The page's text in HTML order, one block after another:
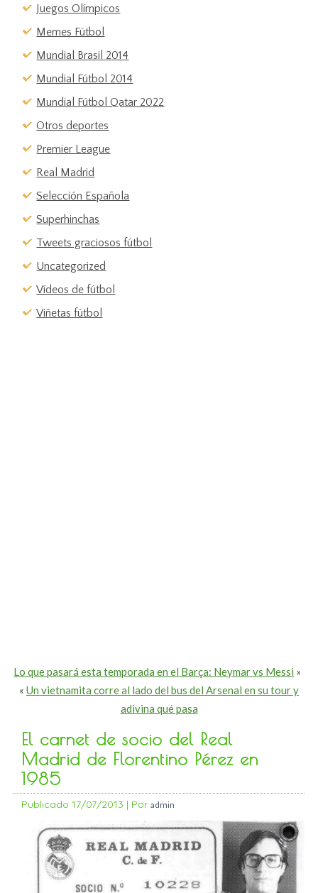
Juegos Olímpicos
Memes Fútbol
Mundial Brasil 2014
Mundial Fútbol 2014
Mundial Fútbol Qatar 2022
Otros deportes
Premier League
Real Madrid
Selección Española
Superhinchas
Tweets graciosos fútbol
Uncategorized
Vídeos de fútbol
Viñetas fútbol
Lo que pasará esta temporada en el Barça: Neymar vs Messi »
« Un vietnamita corre al lado del bus del Arsenal en su tour y
adivina qué pasa
El carnet de socio del Real
Madrid de Florentino Pérez en
1985
Publicado 17/07/2013 | Por admin